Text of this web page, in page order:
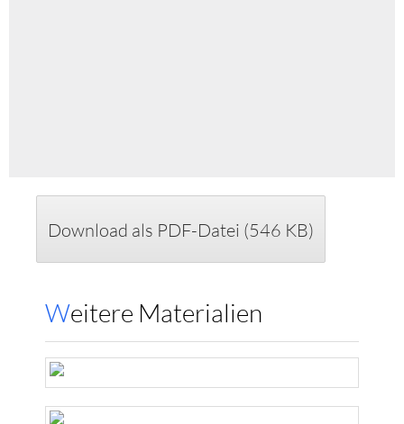
Download als PDF-Datei (546 KB)
Weitere Materialien